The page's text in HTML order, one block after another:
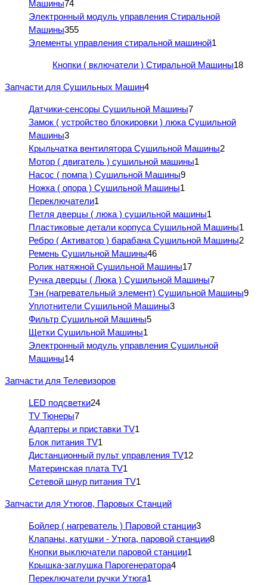
Машины74
Электронный модуль управления Стиральной
Машины355
Элементы управления стиральной машиной1
Кнопки ( включатели ) Стиральной Машины18
Запчасти для Сушильных Машин4
Датчики-сенсоры Сушильной Машины7
Замок ( устройство блокировки ) люка Сушильной
Машины3
Крыльчатка вентилятора Сушильной Машины2
Мотор ( двигатель ) сушильной машины1
Насос ( помпа ) Сушильной Машины9
Ножка ( опора ) Сушильной Машины1
Переключатели1
Петля дверцы ( люка ) сушильной машины1
Пластиковые детали корпуса Сушильной Машины1
Ребро ( Активатор ) барабана Сушильной Машины2
Ремень Сушильной Машины46
Ролик натяжной Сушильной Машины17
Ручка дверцы ( Люка ) Сушильной Машины7
Тэн (нагревательный элемент) Сушильной Машины9
Уплотнители Сушильной Машины3
Фильтр Сушильной Машины5
Щетки Сушильной Машины1
Электронный модуль управления Сушильной
Машины14
Запчасти для Телевизоров
LED подсветки24
TV Тюнеры7
Адаптеры и приставки TV1
Блок питания TV1
Дистанционный пульт управления TV12
Материнская плата TV1
Сетевой шнур питания TV1
Запчасти для Утюгов, Паровых Станций
Бойлер ( нагреватель ) Паровой станции3
Клапаны, катушки - Утюга, паровой станции8
Кнопки выключатели паровой станции1
Крышка-заглушка Парогенератора4
Переключатели ручки Утюга1